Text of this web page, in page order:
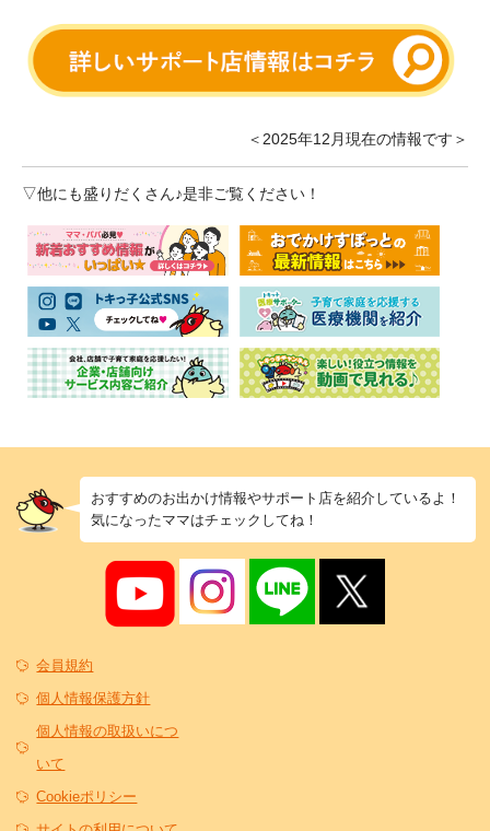
＜2025年12月現在の情報です＞
▽他にも盛りだくさん♪是非ご覧ください！
おすすめのお出かけ情報やサポート店を紹介しているよ！
気になったママはチェックしてね！
会員規約
個人情報保護方針
個人情報の取扱いにつ
いて
Cookieポリシー